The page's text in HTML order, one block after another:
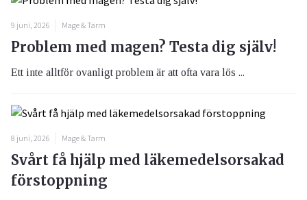
9 juni, 2026 Mage & Tarm
Problem med magen? Testa dig själv!
Ett inte alltför ovanligt problem är att ofta vara lös ...
8 juni, 2026 Mage & Tarm
Svårt få hjälp med läkemedelsorsakad
förstoppning